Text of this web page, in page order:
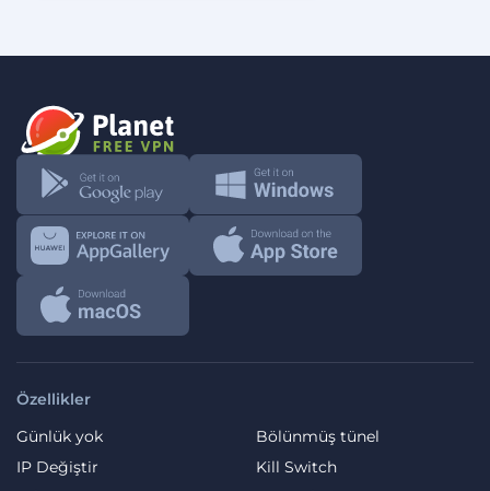
Özellikler
Günlük yok
Bölünmüş tünel
IP Değiştir
Kill Switch